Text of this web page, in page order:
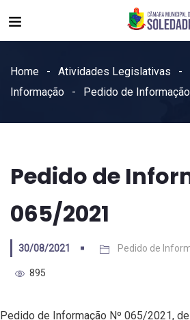
Home Atividades Legislativas
Informação
Pedido de
Pedido de
065/2021
30/08/2021 Pedido de
895
Pedido de Informação Nº 065/2021,